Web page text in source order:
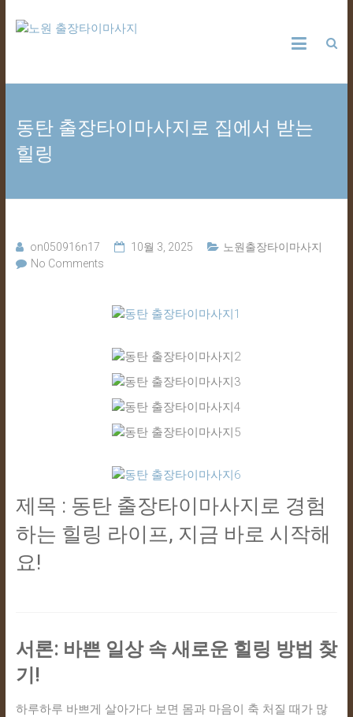
노
장
마
동탄 출장타이마사지로 집에서 받는
힐링
on050916n17 10월 3, 2025
노원출장타이마사지
No Comments
제목 : 동탄 출장타이마사지로 경험
하는 힐링 라이프, 지금 바로 시작해
요!
서론: 바쁜 일상 속 새로운 힐링 방법 찾
기!
하루하루 바쁘게 살아가다 보면 몸과 마음이 축 처질 때가 많